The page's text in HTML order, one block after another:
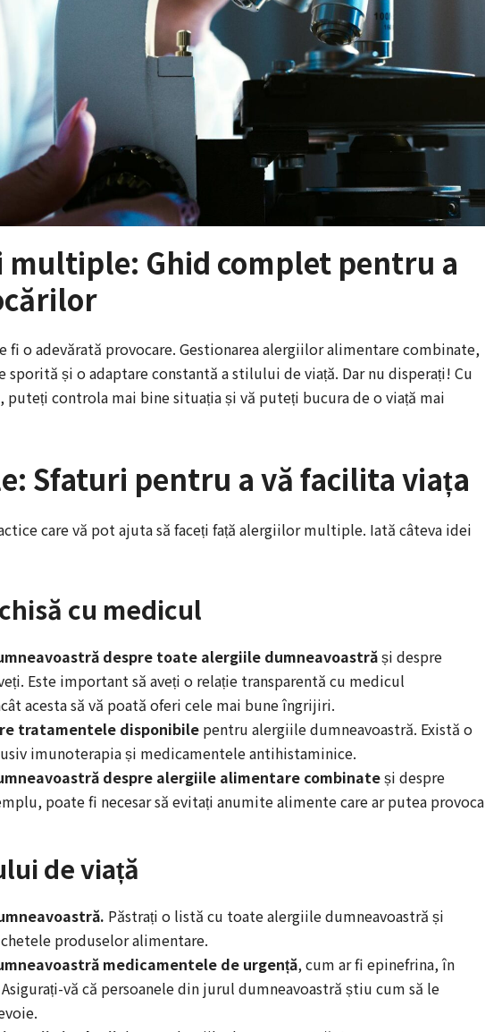
multiple: Ghid complet pentru a
o adevărată provocare. Gestionarea alergiilor alimentare combinate,
sporită și o adaptare constantă a stilului de viață. Dar nu disperați! Cu
puteți controla mai bine situația și vă puteți bucura de o viață mai
Sfaturi pentru a vă facilita viața
care vă pot ajuta să faceți față alergiilor multiple. Iată câteva idei
cu medicul
despre toate alergiile dumneavoastrăși despre
Este important să aveți o relație transparentă cu medicul
acesta să vă poată oferi cele mai bune îngrijiri.
tratamentele disponibile pentru alergiile dumneavoastră. Există o
imunoterapia și medicamentele antihistaminice.
despre alergiile alimentare combinateși despre
poate fi necesar să evitați anumite alimente care ar putea provoca
de viață
Păstrați o listă cu toate alergiile dumneavoastră și
produselor alimentare.
medicamentele de urgență, cum ar fi epinefrina, în
vă că persoanele din jurul dumneavoastră știu cum să le